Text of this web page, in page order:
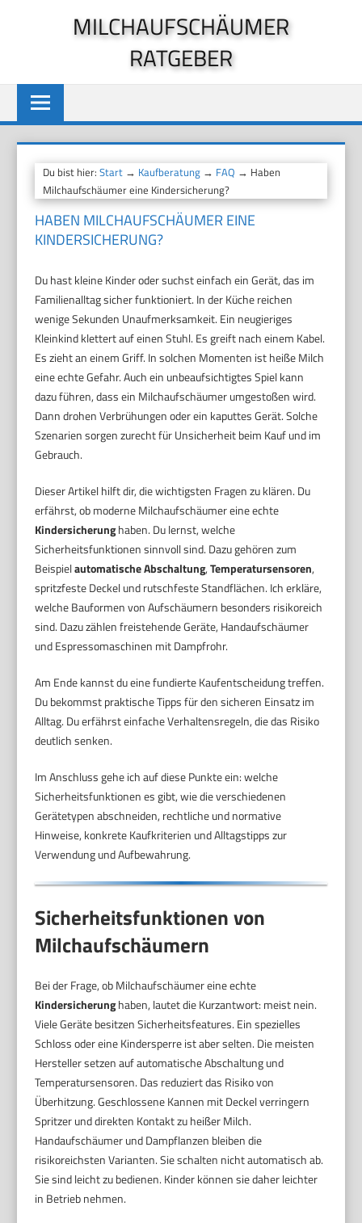
MILCHAUFSCHÄUMER
RATGEBER
Du bist hier:Start → Kaufberatung → FAQ → Haben
Milchaufschäumer eine Kindersicherung?
HABEN MILCHAUFSCHÄUMER EINE
KINDERSICHERUNG?
Du hast kleine Kinder oder suchst einfach ein Gerät, das im
Familienalltag sicher funktioniert. In der Küche reichen
wenige Sekunden Unaufmerksamkeit. Ein neugieriges
Kleinkind klettert auf einen Stuhl. Es greift nach einem Kabel.
Es zieht an einem Griff. In solchen Momenten ist heiße Milch
eine echte Gefahr. Auch ein unbeaufsichtigtes Spiel kann
dazu führen, dass ein Milchaufschäumer umgestoßen wird.
Dann drohen Verbrühungen oder ein kaputtes Gerät. Solche
Szenarien sorgen zurecht für Unsicherheit beim Kauf und im
Gebrauch.
Dieser Artikel hilft dir, die wichtigsten Fragen zu klären. Du
erfährst, ob moderne Milchaufschäumer eine echte
Kindersicherunghaben. Du lernst, welche
Sicherheitsfunktionen sinnvoll sind. Dazu gehören zum
Beispielautomatische Abschaltung,Temperatursensoren,
spritzfeste Deckel und rutschfeste Standflächen. Ich erkläre,
welche Bauformen von Aufschäumern besonders risikoreich
sind. Dazu zählen freistehende Geräte, Handaufschäumer
und Espressomaschinen mit Dampfrohr.
Am Ende kannst du eine fundierte Kaufentscheidung treffen.
Du bekommst praktische Tipps für den sicheren Einsatz im
Alltag. Du erfährst einfache Verhaltensregeln, die das Risiko
deutlich senken.
Im Anschluss gehe ich auf diese Punkte ein: welche
Sicherheitsfunktionen es gibt, wie die verschiedenen
Gerätetypen abschneiden, rechtliche und normative
Hinweise, konkrete Kaufkriterien und Alltagstipps zur
Verwendung und Aufbewahrung.
Sicherheitsfunktionen von
Milchaufschäumern
Bei der Frage, ob Milchaufschäumer eine echte
Kindersicherunghaben, lautet die Kurzantwort: meist nein.
Viele Geräte besitzen Sicherheitsfeatures. Ein spezielles
Schloss oder eine Kindersperre ist aber selten. Die meisten
Hersteller setzen auf automatische Abschaltung und
Temperatursensoren. Das reduziert das Risiko von
Überhitzung. Geschlossene Kannen mit Deckel verringern
Spritzer und direkten Kontakt zu heißer Milch.
Handaufschäumer und Dampflanzen bleiben die
risikoreichsten Varianten. Sie schalten nicht automatisch ab.
Sie sind leicht zu bedienen. Kinder können sie daher leichter
in Betrieb nehmen.